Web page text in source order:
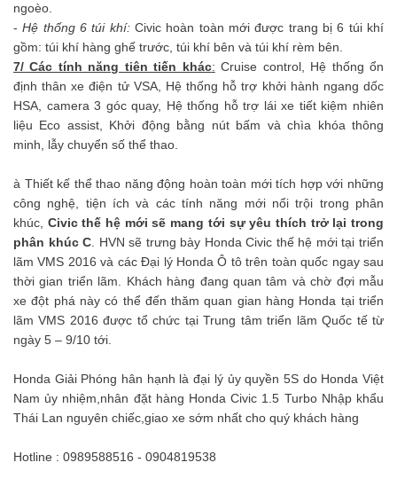
ngoèo.
-Hệ thống 6 túi khí:Civic hoàn toàn mới được trang bị 6 túi khí
gồm: túi khí hàng ghế trước, túi khí bên và túi khí rèm bên.
7/ Các tính năng tiên tiến khác: Cruise control, Hệ thống ổn
định thân xe điện tử VSA, Hệ thống hỗ trợ khởi hành ngang dốc
HSA, camera 3 góc quay, Hệ thống hỗ trợ lái xe tiết kiệm nhiên
liệu Eco assist, Khởi động bằng nút bấm và chìa khóa thông
minh, lẫy chuyển số thể thao.
à Thiết kế thể thao năng động hoàn toàn mới tích hợp với những
công nghệ, tiện ích và các tính năng mới nổi trội trong phân
khúc, Civic thế hệ mới sẽ mang tới sự yêu thích trở lại trong
phân khúc C. HVN sẽ trưng bày Honda Civic thế hệ mới tại triển
lãm VMS 2016 và các Đại lý Honda Ô tô trên toàn quốc ngay sau
thời gian triển lãm. Khách hàng đang quan tâm và chờ đợi mẫu
xe đột phá này có thể đến thăm quan gian hàng Honda tại triển
lãm VMS 2016 được tổ chức tại Trung tâm triển lãm Quốc tế từ
ngày 5 – 9/10 tới.
Honda Giải Phóng hân hạnh là đại lý ủy quyền 5S do Honda Việt
Nam ủy nhiệm,nhân đặt hàng Honda Civic 1.5 Turbo Nhập khẩu
Thái Lan nguyên chiếc,giao xe sớm nhất cho quý khách hàng
Hotline : 0989588516 - 0904819538